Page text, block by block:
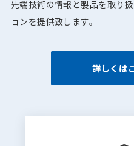
先端技術の情報と製品を取り
ョンを提供致します。
詳しくは